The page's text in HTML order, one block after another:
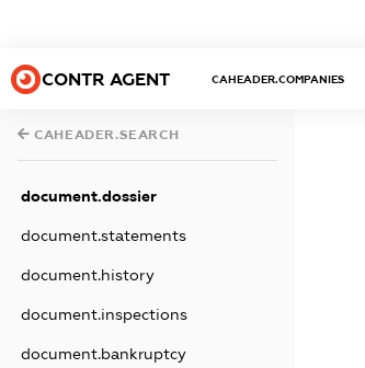
CONTR AGENT CAHEADER.COMPANIES
CAHEADER.SEARCH
document.dossier
document.statements
document.history
document.inspections
document.bankruptcy